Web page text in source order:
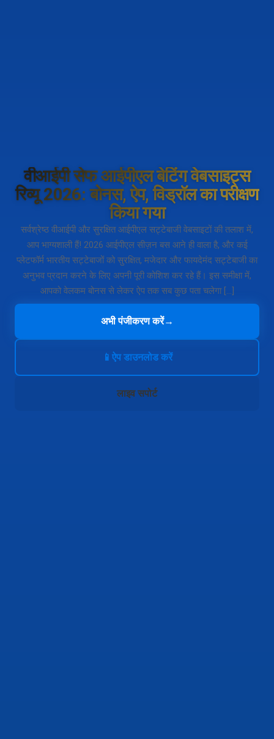
वीआईपी सेफ आईपीएल बेटिंग वेबसाइट्स
रिव्यू 2026: बोनस, ऐप, विड्रॉल का परीक्षण
किया गया
सर्वश्रेष्ठ वीआईपी और सुरक्षित आईपीएल सट्टेबाजी वेबसाइटों की तलाश में,
आप भाग्यशाली हैं! 2026 आईपीएल सीज़न बस आने ही वाला है, और कई
प्लेटफॉर्म भारतीय सट्टेबाजों को सुरक्षित, मजेदार और फायदेमंद सट्टेबाजी का
अनुभव प्रदान करने के लिए अपनी पूरी कोशिश कर रहे हैं। इस समीक्षा में,
आपको वेलकम बोनस से लेकर ऐप तक सब कुछ पता चलेगा […]
अभी पंजीकरण करें→
📱 ऐप डाउनलोड करें
लाइव सपोर्ट